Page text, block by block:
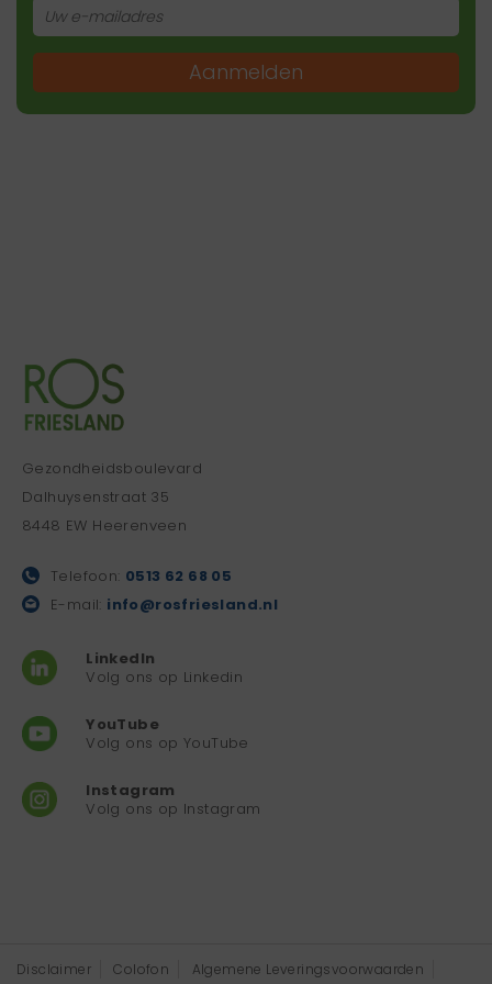
Aanmelden
Gezondheidsboulevard
Dalhuysenstraat 35
8448 EW Heerenveen
Telefoon: 0513 62 68 05
E-mail: info@rosfriesland.nl
LinkedIn
Volg ons op Linkedin
YouTube
Volg ons op YouTube
Instagram
Volg ons op Instagram
Disclaimer Colofon Algemene Leveringsvoorwaarden